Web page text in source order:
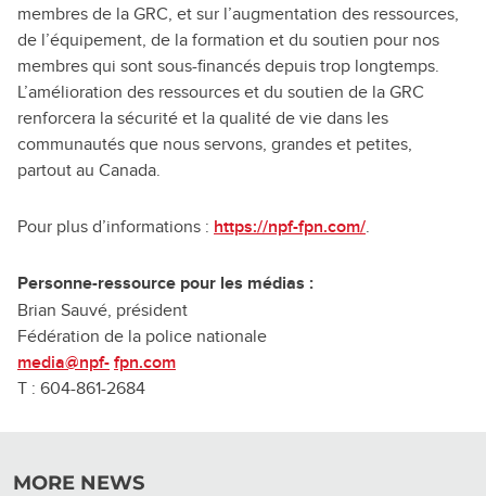
membres de la GRC, et sur l’augmentation des ressources,
de l’équipement, de la formation et du soutien pour nos
membres qui sont sous-financés depuis trop longtemps.
L’amélioration des ressources et du soutien de la GRC
renforcera la sécurité et la qualité de vie dans les
communautés que nous servons, grandes et petites,
partout au Canada.
Pour plus d’informations : https://npf-fpn.com/.
Personne-ressource pour les médias :
Brian Sauvé, président
Fédération de la police nationale
media@npf- fpn.com
T : 604-861-2684
MORE NEWS